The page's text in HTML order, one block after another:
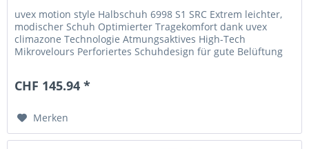
uvex motion style Halbschuh 6998 S1 SRC Extrem leichter,
modischer Schuh Optimierter Tragekomfort dank uvex
climazone Technologie Atmungsaktives High-Tech
Mikrovelours Perforiertes Schuhdesign für gute Belüftung
CHF 145.94 *
Merken